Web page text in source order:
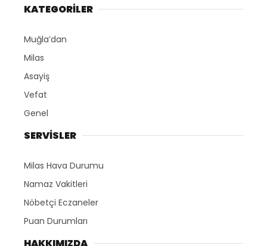
KATEGORİLER
Muğla’dan
Milas
Asayiş
Vefat
Genel
SERVİSLER
Milas Hava Durumu
Namaz Vakitleri
Nöbetçi Eczaneler
Puan Durumları
HAKKIMIZDA